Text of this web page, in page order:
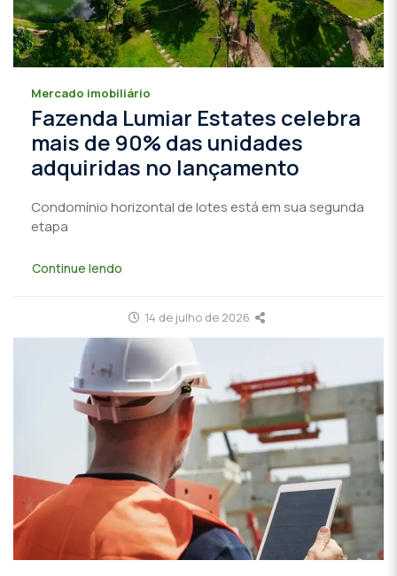
Mercado imobiliário
Fazenda Lumiar Estates celebra
mais de 90% das unidades
adquiridas no lançamento
Condomínio horizontal de lotes está em sua segunda
etapa
Continue lendo
14 de julho de 2026